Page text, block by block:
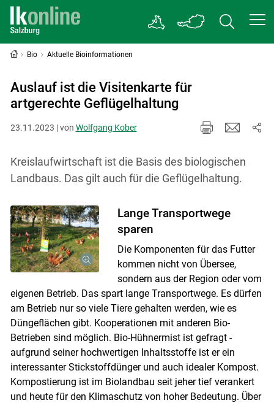
Bio Aktuelle Bioinformationen
Auslauf ist die Visitenkarte für
artgerechte Geflügelhaltung
23.11.2023 | von Wolfgang Kober
Kreislaufwirtschaft ist die Basis des biologischen
Landbaus. Das gilt auch für die Geflügelhaltung.
Lange Transportwege
sparen
Die Komponenten für das Futter
kommen nicht von Übersee,
sondern aus der Region oder vom
eigenen Betrieb. Das spart lange Transportwege. Es dürfen
am Betrieb nur so viele Tiere gehalten werden, wie es
Düngeflächen gibt. Kooperationen mit anderen Bio-
Betrieben sind möglich. Bio-Hühnermist ist gefragt -
aufgrund seiner hochwertigen Inhaltsstoffe ist er ein
interessanter Stickstoffdünger und auch idealer Kompost.
Kompostierung ist im Biolandbau seit jeher tief verankert
und heute für den Klimaschutz von hoher Bedeutung. Über